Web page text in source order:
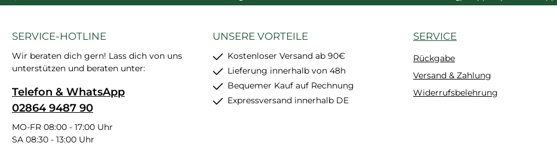
SERVICE-HOTLINE
Wir beraten dich gern! Lass dich von uns
unterstützen und beraten unter:
Telefon & WhatsApp
02864 9487 90
MO-FR 08:00 - 17:00 Uhr
SA 08:30 - 13:00 Uhr
UNSERE VORTEILE
Kostenloser Versand ab 90€
Lieferung innerhalb von 48h
Bequemer Kauf auf Rechnung
Expressversand innerhalb DE
SERVICE
Rückgabe
Versand & Zahlung
Widerrufsbelehrung